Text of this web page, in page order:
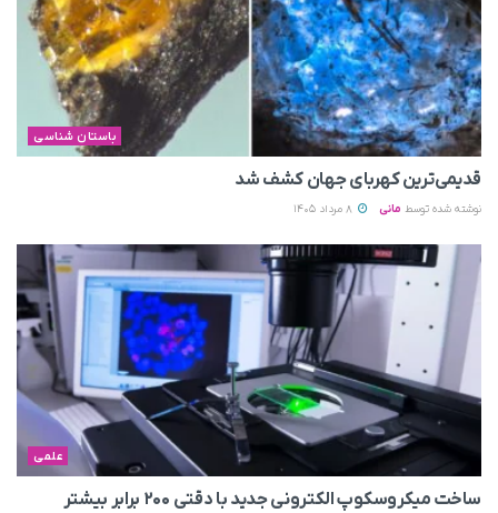
باستان شناسی
قدیمی‌ترین کهربای جهان کشف شد
نوشته شده توسط مانی 8 مرداد 1405
علمی
ساخت میکروسکوپ الکترونی جدید با دقتی ۲۰۰ برابر بیشتر